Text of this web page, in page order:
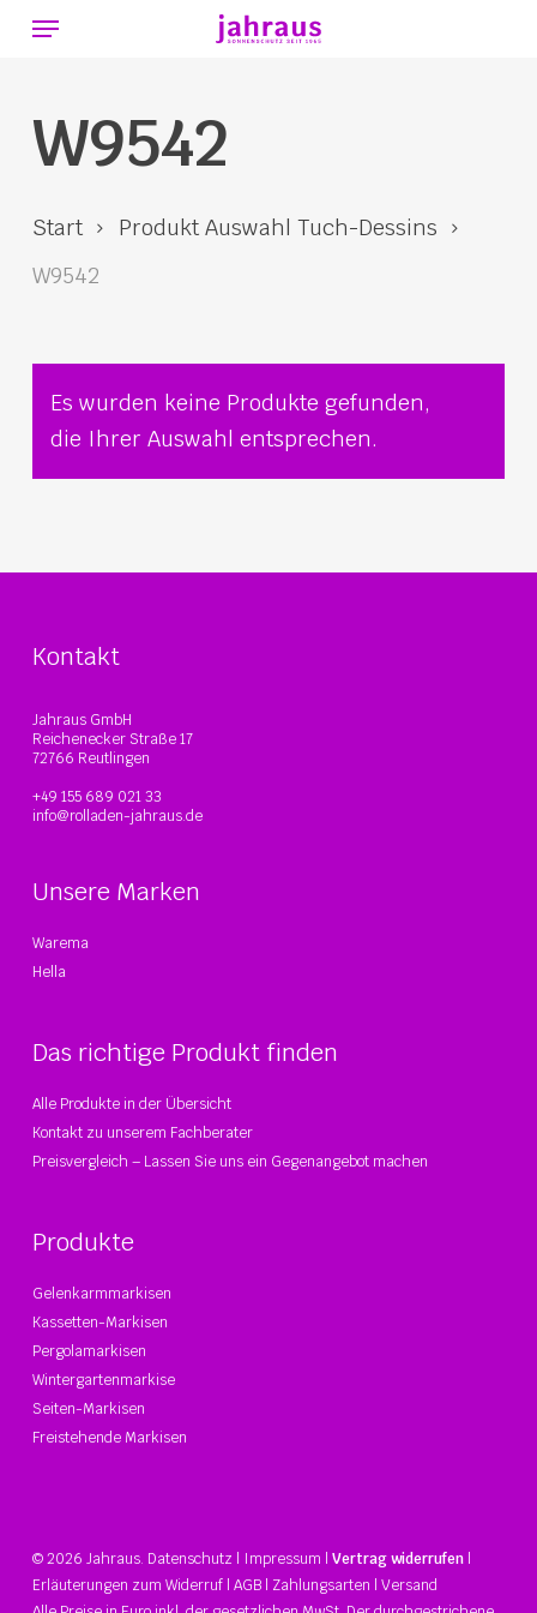
Skip
content
Menu
W9542
Start
Produkt Auswahl Tuch-Dessins
W9542
Es wurden keine Produkte gefunden,
die Ihrer Auswahl entsprechen.
Kontakt
Jahraus GmbH
Reichenecker Straße 17
72766 Reutlingen
+49 155 689 021 33
info@rolladen-jahraus.de
Unsere Marken
Warema
Hella
Das richtige Produkt finden
Alle Produkte in der Übersicht
Kontakt zu unserem Fachberater
Preisvergleich – Lassen Sie uns ein Gegenangebot machen
Produkte
Gelenkarmmarkisen
Kassetten-Markisen
Pergolamarkisen
Wintergartenmarkise
Seiten-Markisen
Freistehende Markisen
© 2026 Jahraus. Datenschutz Impressum Vertrag widerrufen|
Erläuterungen zum Widerruf| AGB| Zahlungsarten
Versand